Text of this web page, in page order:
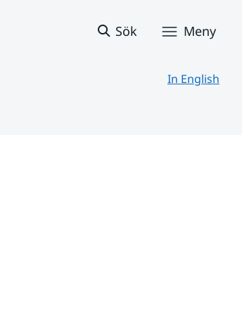
Sök Meny
In English